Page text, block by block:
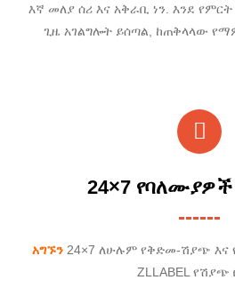
እኛ መለያ ሰሪ እና አቅራቢ ነን. እንደ
ጊዜ አገልግሎት ይሰጣል, ከጠቅላላው
24×7
አግኙን 24×7 ለሁሉም የቅድመ-ሽያጭ እና
ZLLABEL የሽያጭ